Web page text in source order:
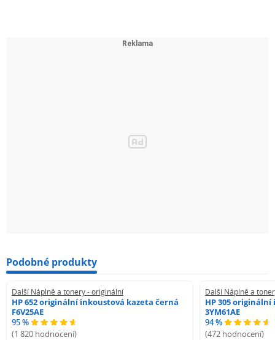
Podobné produkty
Další Náplně a tonery - originální
HP 652 originální inkoustová kazeta černá
F6V25AE
95 %
(1 820 hodnocení)
Další Náplně a
HP 305
3YM61AE
94 %
(472 hodnocení)